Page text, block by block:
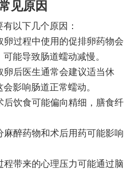
见原因
以下几个原因：
卵过程中使用的促排卵药物会
能导致肠道蠕动减慢。
卵后医生通常会建议适当休
影响肠道正常蠕动。
后饮食可能偏向精细，膳食纤
麻醉药物和术后用药可能影响
程带来的心理压力可能通过脑